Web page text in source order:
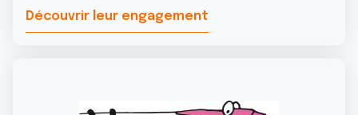
Découvrir leur engagement